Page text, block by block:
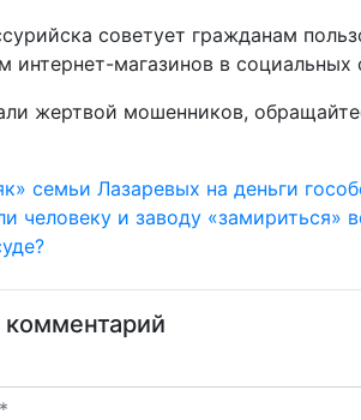
советует гражданам
интернет-магазинов в
жертвой мошенников,
семьи Лазаревых на деньги
человеку и заводу «замириться»
комментарий